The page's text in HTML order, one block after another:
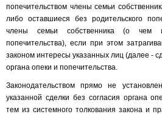
попечительством члены семьи
либо оставшиеся без родительского
члены семьи собственника (о чем
попечительства), если при этом
законом интересы указанных лиц (далее -
органа опеки и попечительства.
Законодательством прямо не
указанной сделки без согласия органа
тем из системного толкования закона и